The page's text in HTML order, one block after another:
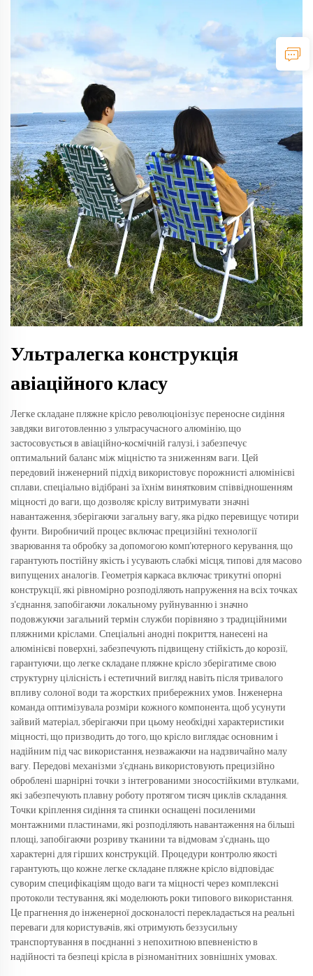
Ультралегка конструкція
авіаційного класу
Легке складане пляжне крісло революціонізує переносне сидіння
завдяки виготовленню з ультрасучасного алюмінію, що
застосовується в авіаційно-космічній галузі, і забезпечує
оптимальний баланс між міцністю та зниженням ваги. Цей
передовий інженерний підхід використовує порожнисті алюмінієві
сплави, спеціально відібрані за їхнім винятковим співвідношенням
міцності до ваги, що дозволяє кріслу витримувати значні
навантаження, зберігаючи загальну вагу, яка рідко перевищує чотири
фунти. Виробничий процес включає прецизійні технології
зварювання та обробку за допомогою комп'ютерного керування, що
гарантують постійну якість і усувають слабкі місця, типові для масово
випущених аналогів. Геометрія каркаса включає трикутні опорні
конструкції, які рівномірно розподіляють напруження на всіх точках
з'єднання, запобігаючи локальному руйнуванню і значно
подовжуючи загальний термін служби порівняно з традиційними
пляжними кріслами. Спеціальні анодні покриття, нанесені на
алюмінієві поверхні, забезпечують підвищену стійкість до корозії,
гарантуючи, що легке складане пляжне крісло зберігатиме свою
структурну цілісність і естетичний вигляд навіть після тривалого
впливу солоної води та жорстких прибережних умов. Інженерна
команда оптимізувала розміри кожного компонента, щоб усунути
зайвий матеріал, зберігаючи при цьому необхідні характеристики
міцності, що призводить до того, що крісло виглядає основним і
надійним під час використання, незважаючи на надзвичайно малу
вагу. Передові механізми з'єднань використовують прецизійно
оброблені шарнірні точки з інтегрованими зносостійкими втулками,
які забезпечують плавну роботу протягом тисяч циклів складання.
Точки кріплення сидіння та спинки оснащені посиленими
монтажними пластинами, які розподіляють навантаження на більші
площі, запобігаючи розриву тканини та відмовам з'єднань, що
характерні для гірших конструкцій. Процедури контролю якості
гарантують, що кожне легке складане пляжне крісло відповідає
суворим специфікаціям щодо ваги та міцності через комплексні
протоколи тестування, які моделюють роки типового використання.
Це прагнення до інженерної досконалості перекладається на реальні
переваги для користувачів, які отримують беззусильну
транспортування в поєднанні з непохитною впевненістю в
надійності та безпеці крісла в різноманітних зовнішніх умовах.